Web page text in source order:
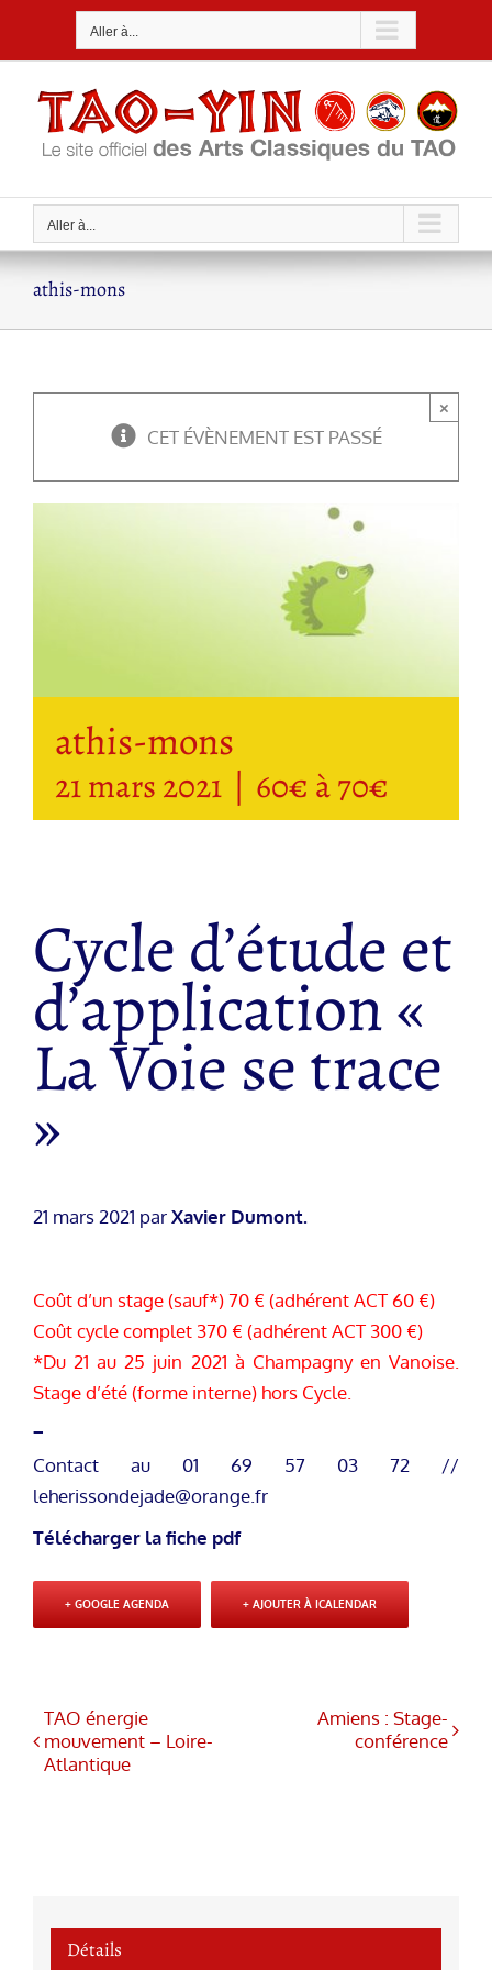
Aller à...
Aller à...
athis-mons
CET ÉVÈNEMENT EST PASSÉ
×
athis-mons
21 mars 2021 | 60€ à 70€
Cycle d’étude et
d’application «
La Voie se trace
»
21 mars 2021 parXavier Dumont.
Coût d’un stage (sauf*) 70 € (adhérent ACT 60 €)
Coût cycle complet 370 € (adhérent ACT 300 €)
*Du 21 au 25 juin 2021 à Champagny en Vanoise.
Stage d’été (forme interne) hors Cycle.
Contact au 01 69 57 03 72 //
leherissondejade@orange.fr
Télécharger la fiche pdf
+ GOOGLE AGENDA + AJOUTER À ICALENDAR
TAO énergie
mouvement – Loire-
Atlantique
Amiens : Stage-
conférence
Détails